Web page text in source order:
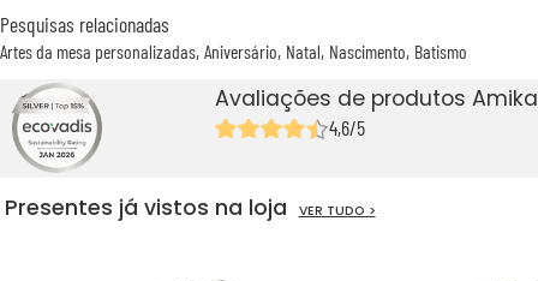
Pesquisas relacionadas
Artes da mesa personalizadas Aniversário Natal Nascimento Batismo
Avaliações de produtos
4,6/5
Presentes já vistos na loja VER TUDO >